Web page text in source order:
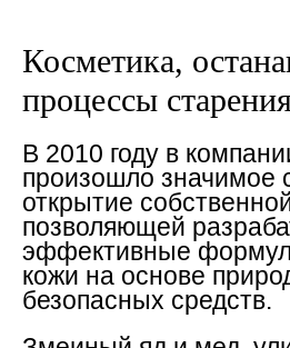
Косметика,
процессы
В 2010 году в
произошло значимое
открытие
позволяющей
эффективные
кожи на основе
безопасных средств.